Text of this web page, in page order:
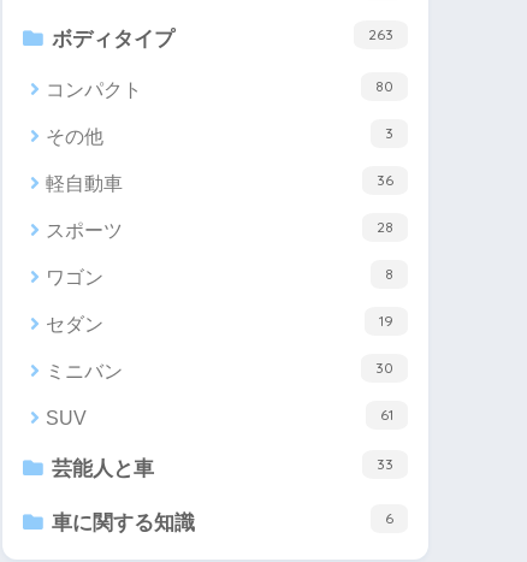
ボディタイプ 263
コンパクト 80
その他 3
軽自動車 36
スポーツ 28
ワゴン 8
セダン 19
ミニバン 30
SUV 61
芸能人と車 33
車に関する知識 6